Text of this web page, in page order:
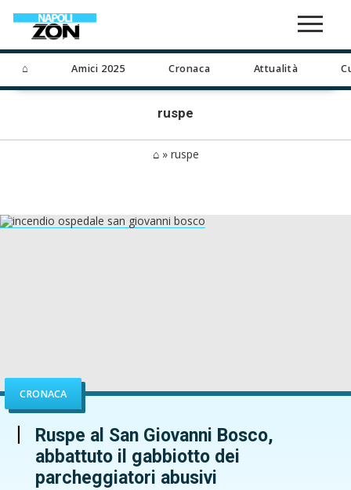
⌂ Amici 2025 Cronaca Attualità
ruspe
⌂» ruspe
CRONACA
Ruspe al San Giovanni Bosco,
abbattuto il gabbiotto dei
parcheggiatori abusivi